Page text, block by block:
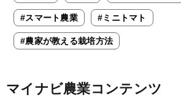
#スマート農業 #ミニトマト
#農家が教える栽培方法
マイナビ農業コンテンツ